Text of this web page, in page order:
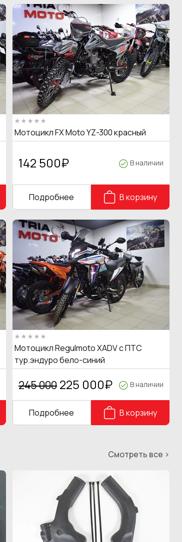
Мотоцикл FX Moto YZ-300 красный
142 500₽ В наличии
Подробнее В корзину
Мотоцикл Regulmoto XADV с ПТС
тур.эндуро бело-синий
245 000 225 000₽ В наличии
Подробнее В корзину
Смотреть все >